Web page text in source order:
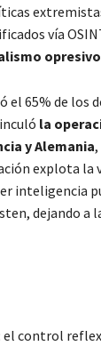
vía
el 65% de los
la
y Alemania
explota la
inteligencia
dejando a
el control